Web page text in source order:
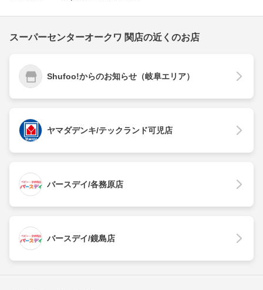
スーパーセンターオークワ 関店の近くのお店
Shufoo!からのお知らせ（岐阜エリア）
ヤマダデンキ/テックランド可児店
バースデイ/各務原店
バースデイ/鏡島店